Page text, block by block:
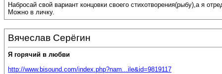
Набросай свой вариант концовки своего стихотворения(рыбу),а я
Можно в личку.
Вячеслав Серёгин
Я горячий в любви
http://www.bisound.com/index.php?nam...ile&id=9819117